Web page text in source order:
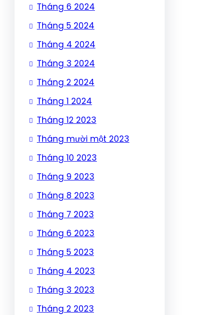
Tháng 6 2024
Tháng 5 2024
Tháng 4 2024
Tháng 3 2024
Tháng 2 2024
Tháng 1 2024
Tháng 12 2023
Tháng mười một 2023
Tháng 10 2023
Tháng 9 2023
Tháng 8 2023
Tháng 7 2023
Tháng 6 2023
Tháng 5 2023
Tháng 4 2023
Tháng 3 2023
Tháng 2 2023